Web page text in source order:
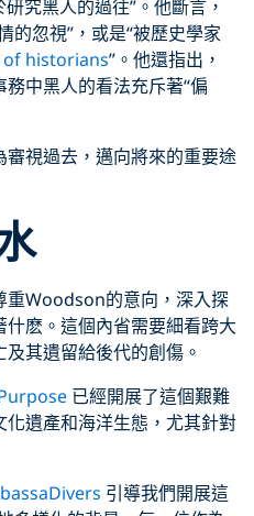
究黑人的過往”。他斷言，
的忽視”，或是“被歷史學家
historians”。他還指出，
中黑人的看法充斥著“偏
視過去，邁向將來的重要途
重Woodson的意向，深入探
麽。這個內省需要細看跨大
其遺留給後代的創傷。
已經開展了這個艱難
遺產和海洋生態，尤其針對
引導我們開展這